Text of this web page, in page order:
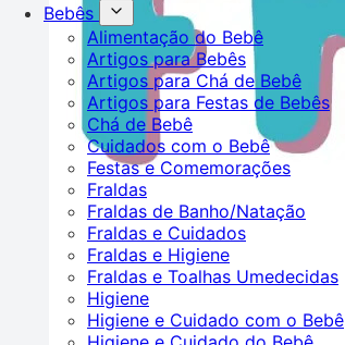
Bebês
Alimentação do Bebê
Artigos para Bebês
Artigos para Chá de Bebê
Artigos para Festas de Bebês
Chá de Bebê
Cuidados com o Bebê
Festas e Comemorações
Fraldas
Fraldas de Banho/Natação
Fraldas e Cuidados
Fraldas e Higiene
Fraldas e Toalhas Umedecidas
Higiene
Higiene e Cuidado com o Bebê